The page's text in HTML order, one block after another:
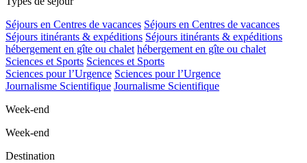
Séjours en Centres de vacances Séjours en Centres de vacances
Séjours itinérants & expéditions Séjours itinérants & expéditions
hébergement en gîte ou chalet hébergement en gîte ou chalet
Sciences et Sports Sciences et Sports
Sciences pour l’Urgence Sciences pour l’Urgence
Journalisme Scientifique Journalisme Scientifique
Week-end
Week-end
Destination